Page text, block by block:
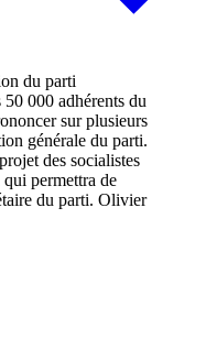
000 adhérents du
sur plusieurs
générale du parti.
des socialistes
permettra de
du parti. Olivier